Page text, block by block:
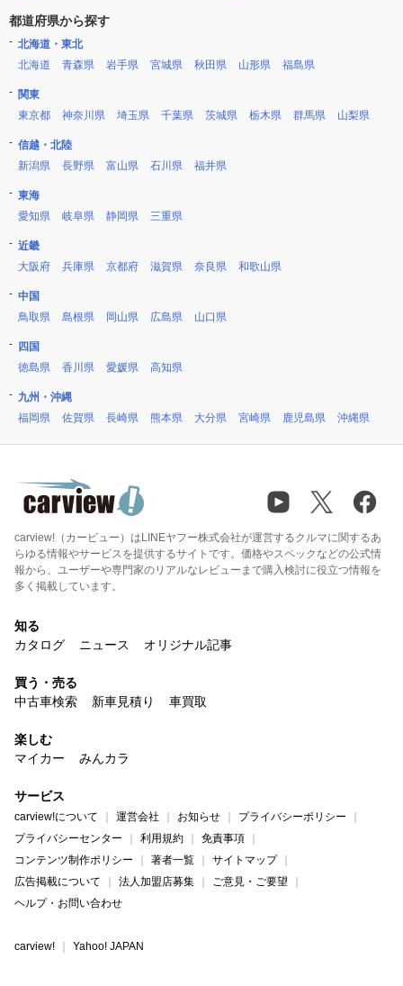
都道府県から探す
北海道・東北
北海道
青森県 岩手県 宮城県 秋田県 山形県 福島県
関東
東京都
神奈川県 埼玉県 千葉県 茨城県 栃木県 群馬県 山梨県
信越・北陸
新潟県
長野県 富山県 石川県 福井県
東海
愛知県
岐阜県 静岡県 三重県
近畿
大阪府
兵庫県 京都府 滋賀県 奈良県 和歌山県
中国
鳥取県
島根県 岡山県 広島県 山口県
四国
徳島県
香川県 愛媛県 高知県
九州・沖縄
福岡県
佐賀県 長崎県 熊本県 大分県 宮崎県 鹿児島県 沖縄県
carview!（カービュー）はLINEヤフー株式会社が運営するクルマに関するあ
らゆる情報やサービスを提供するサイトです。価格やスペックなどの公式情
報から、ユーザーや専門家のリアルなレビューまで購入検討に役立つ情報を
多く掲載しています。
知る
カタログ
ニュース オリジナル記事
買う・売る
中古車検索
新車見積り 車買取
楽しむ
マイカー
みんカラ
サービス
carview!について 運営会社 お知らせ
プライバシーポリシー
プライバシーセンター
利用規約
免責事項
コンテンツ制作ポリシー
著者一覧
サイトマップ
広告掲載について
法人加盟店募集
ご意見・ご要望
ヘルプ・お問い合わせ
carview! Yahoo! JAPAN